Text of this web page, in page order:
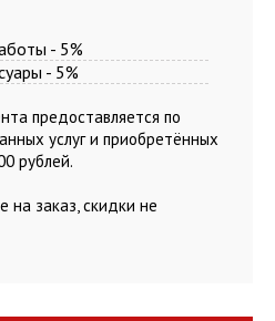
- 5%
- 5%
предоставляется по
услуг и приобретённых
рублей.
на заказ, скидки не